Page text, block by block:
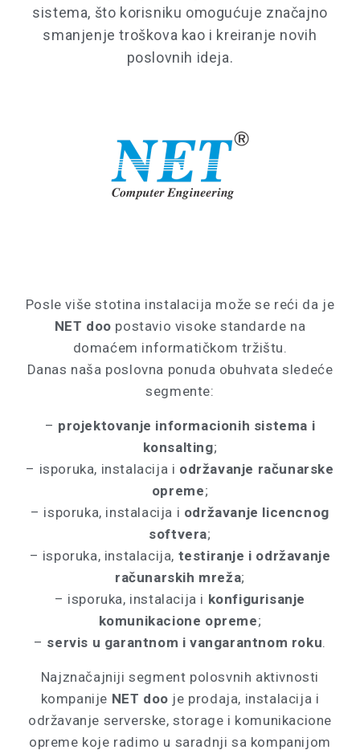
sistema, što korisniku omogućuje značajno
smanjenje troškova kao i kreiranje novih
poslovnih ideja.
Posle više stotina instalacija može se reći da je
NET doo postavio visoke standarde na
domaćem informatičkom tržištu.
Danas naša poslovna ponuda obuhvata sledeće
segmente:
– projektovanje informacionih sistema i
konsalting;
– isporuka, instalacija i održavanje računarske
opreme;
– isporuka, instalacija i održavanje licencnog
softvera;
– isporuka, instalacija, testiranje i održavanje
računarskih mreža;
– isporuka, instalacija i konfigurisanje
komunikacione opreme;
– servis u garantnom i vangarantnom roku.
Najznačajniji segment polosvnih aktivnosti
kompanije NET doo je prodaja, instalacija i
održavanje serverske, storage i komunikacione
opreme koje radimo u saradnji sa kompanijom